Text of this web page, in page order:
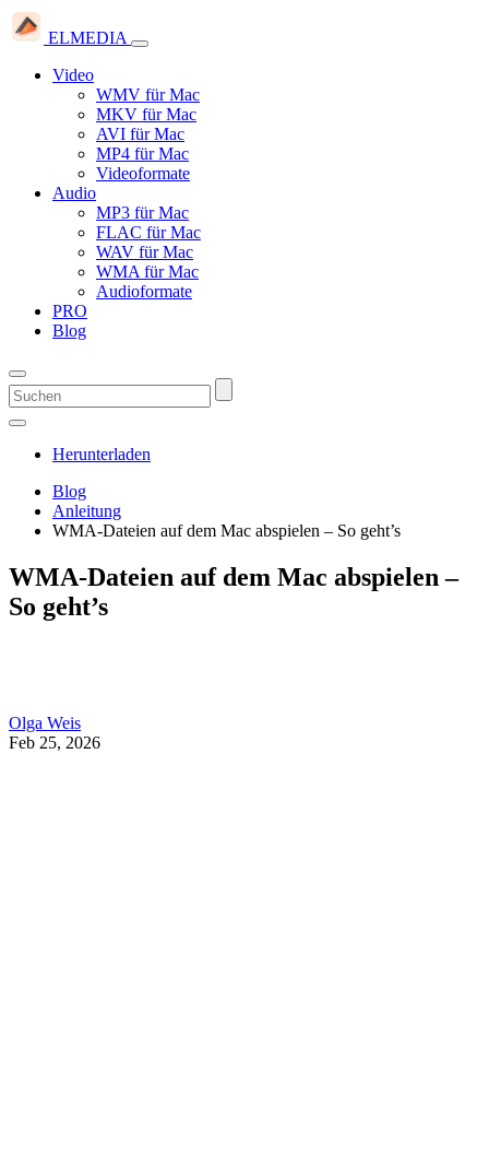
ELMEDIA
Video
WMV für Mac
MKV für Mac
AVI für Mac
MP4 für Mac
Videoformate
Audio
MP3 für Mac
FLAC für Mac
WAV für Mac
WMA für Mac
Audioformate
PRO
Blog
Herunterladen
Blog
Anleitung
WMA-Dateien auf dem Mac abspielen – So geht’s
WMA-Dateien auf dem Mac abspielen –
So geht’s
Olga Weis
Feb 25, 2026